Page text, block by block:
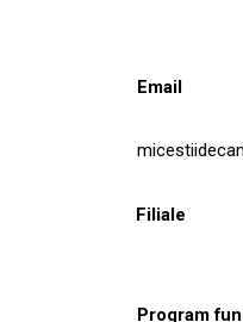
Email
Filiale
Program